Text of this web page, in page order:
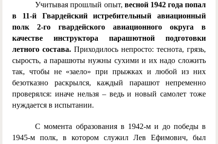
Учитывая прошлый опыт, весной 1942 года попал
в 11-й Гвардейский истребительный авиационный
полк 2-го гвардейского авиационного округа в
качестве инструктора парашютной подготовки
летного состава. Приходилось непросто: теснота, грязь,
сырость, а парашюты нужны сухими и их надо сложить
так, чтобы не «заело» при прыжках и любой из них
безотказно раскрылся, каждый парашют непременно
проверялся: иначе нельзя – ведь и новый самолет тоже
нуждается в испытании.
С момента образования в 1942-м и до победы в
1945-м полк, в котором служил Лев Ефимович, был